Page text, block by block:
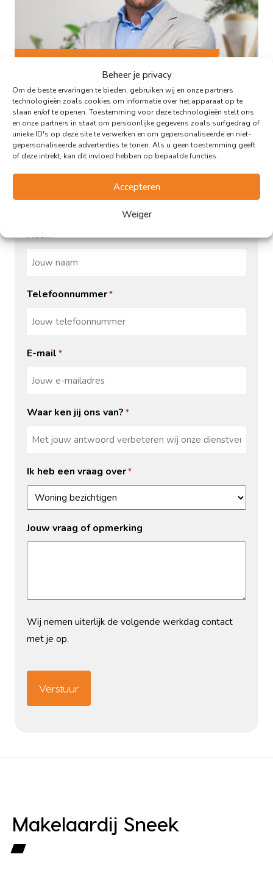
Beheer je privacy
Om de beste ervaringen te bieden, gebruiken wij en onze partners
technologieën zoals cookies om informatie over het apparaat op te
slaan en/of te openen. Toestemming voor deze technologieën stelt ons
en onze partners in staat om persoonlijke gegevens zoals surfgedrag of
unieke ID's op deze site te verwerken en om gepersonaliseerde en niet-
gepersonaliseerde advertenties te tonen. Als u geen toestemming geeft
of deze intrekt, kan dit invloed hebben op bepaalde functies.
Accepteren
Weiger
Naam*
Telefoonnummer*
E-mail *
Waar ken jij ons van? *
Ik heb een vraag over*
Jouw vraag of opmerking
Wij nemen uiterlijk de volgende werkdag contact
met je op.
Makelaardij Sneek